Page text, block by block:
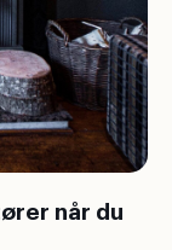
når du